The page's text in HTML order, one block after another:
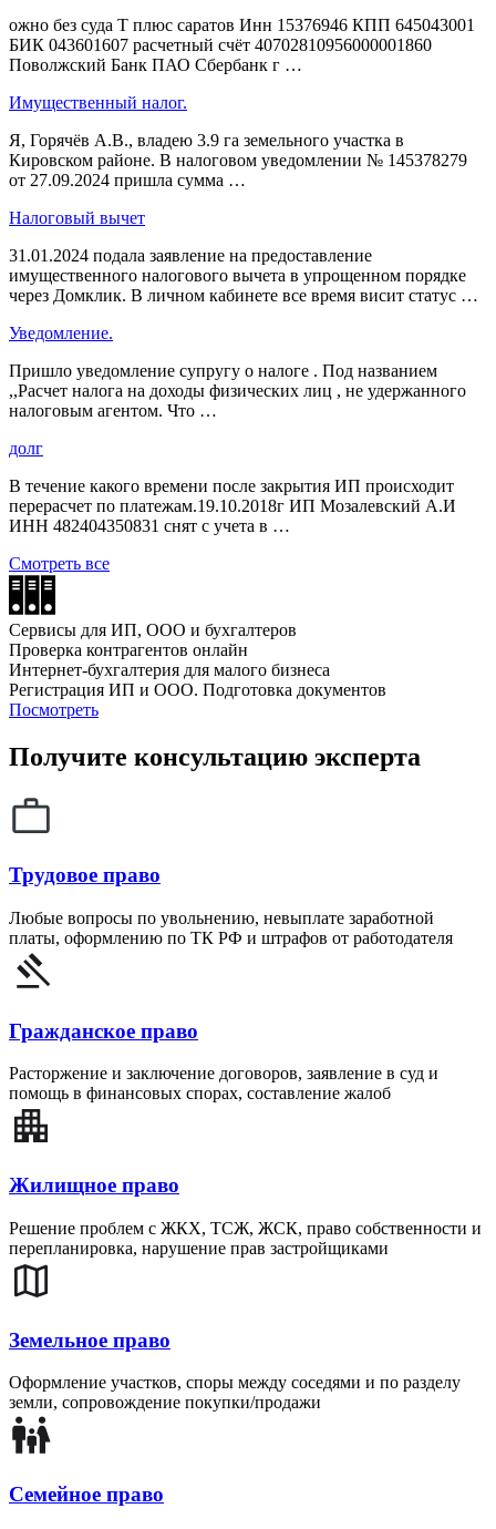
ожно без суда Т плюс саратов Инн 15376946 КПП 645043001
БИК 043601607 расчетный счёт 40702810956000001860
Поволжский Банк ПАО Сбербанк г …
Имущественный налог.
Я, Горячёв А.В., владею 3.9 га земельного участка в
Кировском районе. В налоговом уведомлении № 145378279
от 27.09.2024 пришла сумма …
Налоговый вычет
31.01.2024 подала заявление на предоставление
имущественного налогового вычета в упрощенном порядке
через Домклик. В личном кабинете все время висит статус …
Уведомление.
Пришло уведомление супругу о налоге . Под названием
,,Расчет налога на доходы физических лиц , не удержанного
налоговым агентом. Что …
долг
В течение какого времени после закрытия ИП происходит
перерасчет по платежам.19.10.2018г ИП Мозалевский А.И
ИНН 482404350831 снят с учета в …
Смотреть все
Сервисы для ИП, ООО и бухгалтеров
Проверка контрагентов онлайн
Интернет-бухгалтерия для малого бизнеса
Регистрация ИП и ООО. Подготовка документов
Посмотреть
Получите консультацию эксперта
Трудовое право
Любые вопросы по увольнению, невыплате заработной
платы, оформлению по ТК РФ и штрафов от работодателя
Гражданское право
Расторжение и заключение договоров, заявление в суд и
помощь в финансовых спорах, составление жалоб
Жилищное право
Решение проблем с ЖКХ, ТСЖ, ЖСК, право собственности и
перепланировка, нарушение прав застройщиками
Земельное право
Оформление участков, споры между соседями и по разделу
земли, сопровождение покупки/продажи
Семейное право